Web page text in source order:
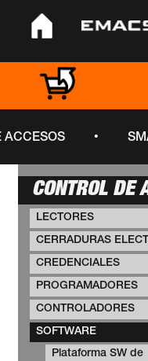
•
ACCESOS •
CONTROL DE
LECTORES
CERRADURAS
CREDENCIALES
PROGRAMADORES
CONTROLADORES
SOFTWARE
Plataforma SW de